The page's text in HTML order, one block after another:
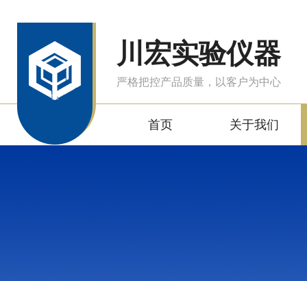
川宏实验仪器
严格把控产品质量，以客户为中心
首页 关于我们